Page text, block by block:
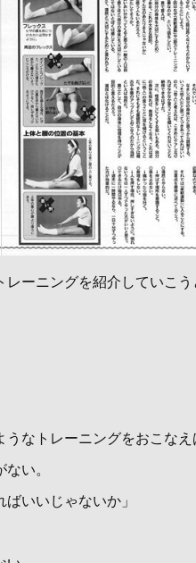
ーニングを紹介していこう
なトレーニングをおこなえ
い。
いいじゃないか」